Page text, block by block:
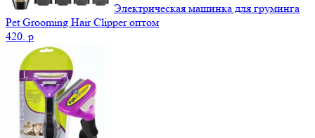
Электрическая машинка для груминга
Pet Grooming Hair Clipper оптом
420. p